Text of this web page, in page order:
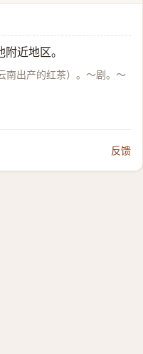
近地区。
南出产的红茶）。～剧。～
反馈